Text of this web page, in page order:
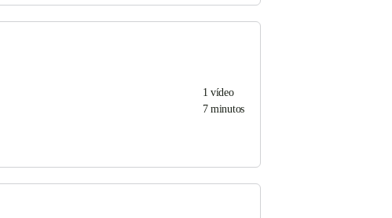
1 vídeo
7 minutos